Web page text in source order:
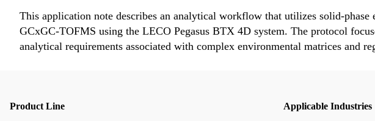
This application note describes an analytical workflow that utilizes solid-
GCxGC-TOFMS using the LECO Pegasus BTX 4D system. The protocol
analytical requirements associated with complex environmental matrices and
Product Line
Applicable Industries